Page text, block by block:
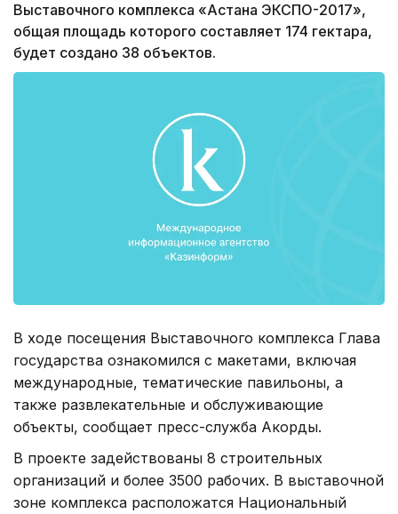
Выставочного комплекса «Астана ЭКСПО-2017»,
общая площадь которого составляет 174 гектара,
будет создано 38 объектов.
В ходе посещения Выставочного комплекса Глава
государства ознакомился с макетами, включая
международные, тематические павильоны, а
также развлекательные и обслуживающие
объекты, сообщает пресс-служба Акорды.
В проекте задействованы 8 строительных
организаций и более 3500 рабочих. В выставочной
зоне комплекса расположатся Национальный